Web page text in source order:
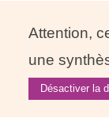
Attention,
une
Désactiver la